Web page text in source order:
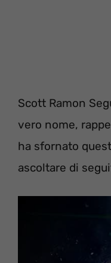
Scott Ramon
vero nome,
ha sfornato
ascoltare di